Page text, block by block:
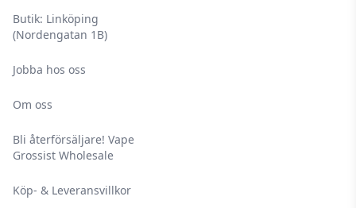
Butik: Linköping
(Nordengatan 1B)
Jobba hos oss
Om oss
Bli återförsäljare! Vape
Grossist Wholesale
Köp- & Leveransvillkor